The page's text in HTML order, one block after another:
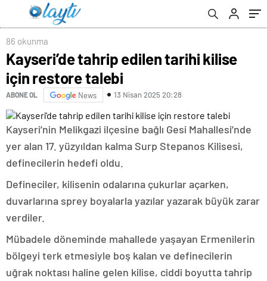
86 okunma
Kayseri’de tahrip edilen tarihi kilise
için restore talebi
ABONE OL News 13 Nisan 2025 20:28
Kayseri’nin Melikgazi ilçesine bağlı Gesi Mahallesi’nde
yer alan 17. yüzyıldan kalma Surp Stepanos Kilisesi,
definecilerin hedefi oldu.
Defineciler, kilisenin odalarına çukurlar açarken,
duvarlarına sprey boyalarla yazılar yazarak büyük zarar
verdiler.
Mübadele döneminde mahallede yaşayan Ermenilerin
bölgeyi terk etmesiyle boş kalan ve definecilerin
uğrak noktası haline gelen kilise, ciddi boyutta tahrip